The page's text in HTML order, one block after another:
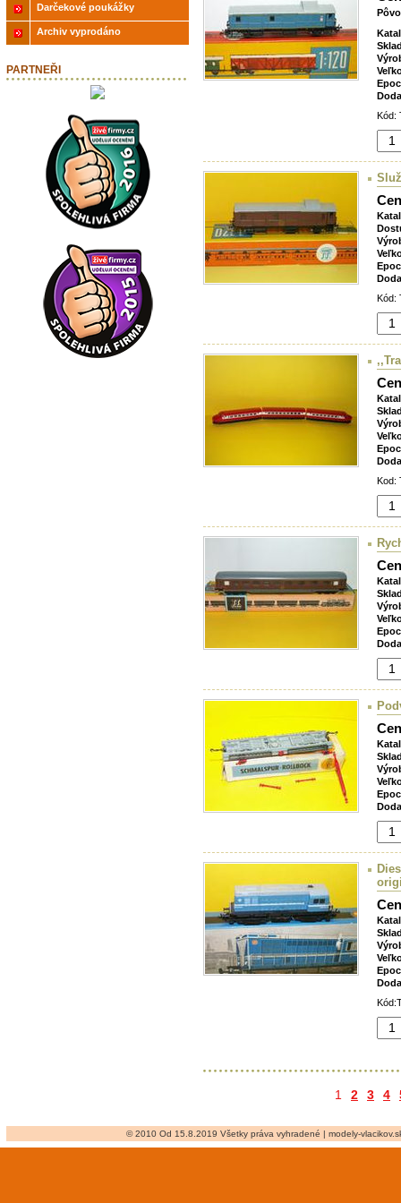
Kód:
Kód:
Kod:
1 2 3 4
Darčekové poukážky
Archiv vyprodáno
PARTNEŘI
© 2010 Od 15.8.2019 Všetky práva vyhradené | modely-